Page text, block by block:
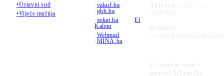
•Ustavni sud
•Vijeće muftija
•vakuf.ba
•ghb.ba
•zekat.ba •El
Kalem
•Webmail
•MINA.ba
Telefon:
+387 33
289 700
E-Mail:
Zvanični web-
portal Islamske